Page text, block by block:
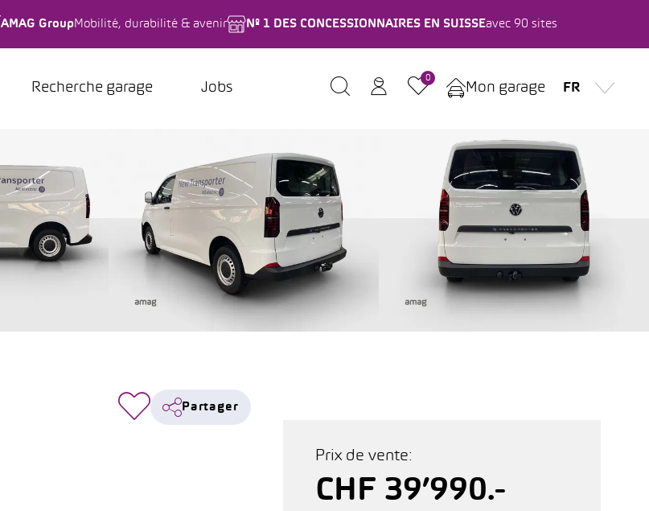
AMAG Group Mobilité, durabilité & avenir Nº 1 DES CONCESSIONNAIRES EN SUISSEavec 90 sites
Recherche garage Jobs
0
Mon garage FR
Partager
Prix de vente:
CHF 39’990.-